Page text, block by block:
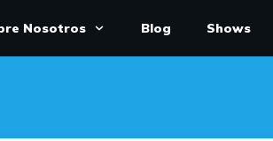
Nosotros Blog Shows